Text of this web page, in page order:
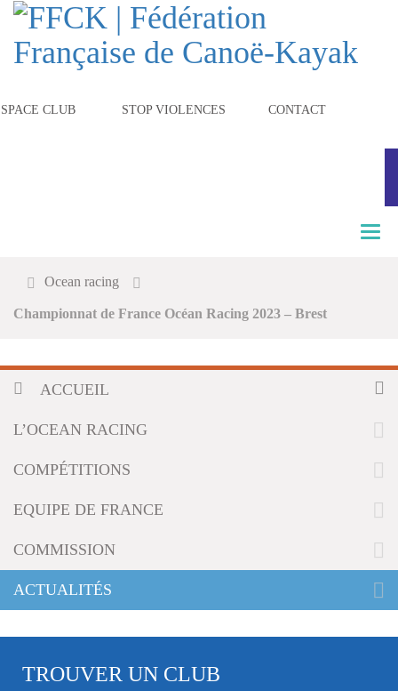
CLUB STOP VIOLENCES CONTACT
T
v
o
Ocean racing
Championnat de France Océan Racing 2023 – Brest
ACCUEIL
L’OCEAN RACING
COMPÉTITIONS
EQUIPE DE FRANCE
COMMISSION
ACTUALITÉS
TROUVER UN CLUB